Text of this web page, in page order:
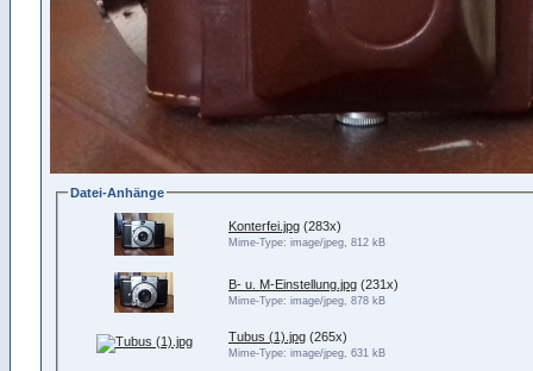
Datei-Anhänge
Konterfei.jpg (283x)
Mime-Type: image/jpeg, 812 kB
B- u. M-Einstellung.jpg (231x)
Mime-Type: image/jpeg, 878 kB
Tubus (1).jpg (265x)
Mime-Type: image/jpeg, 631 kB